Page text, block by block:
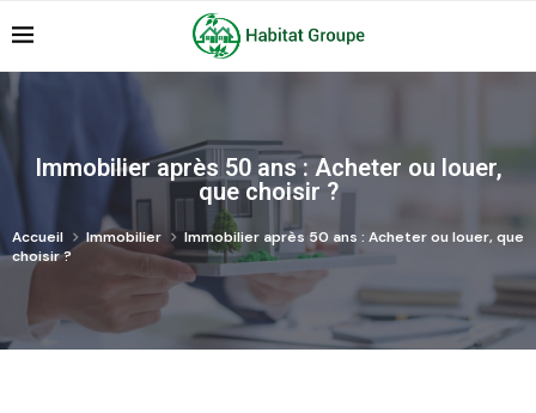
Immobilier après 50 ans : Acheter ou louer,
que choisir ?
Accueil Immobilier
Immobilier après 50 ans : Acheter ou louer, que
choisir ?